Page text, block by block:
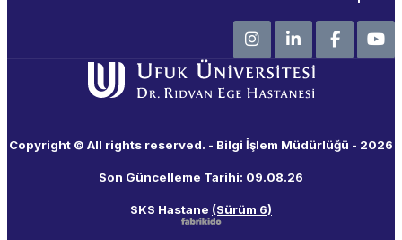
InstagramLinkedIn
Copyright © All rights reserved. - Bilgi İşlem Müdürlüğü - 2026
Son Güncelleme Tarihi: 09.08.26
SKS Hastane (Sürüm 6)